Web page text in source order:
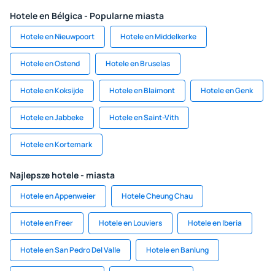
Hotele en Bélgica - Popularne miasta
Hotele en Nieuwpoort Hotele en Middelkerke
Hotele en Ostend Hotele en Bruselas
Hotele en Koksijde Hotele en Blaimont Hotele en Genk
Hotele en Jabbeke Hotele en Saint-Vith
Hotele en Kortemark
Najlepsze hotele - miasta
Hotele en Appenweier Hotele Cheung Chau
Hotele en Freer Hotele en Louviers Hotele en Iberia
Hotele en San Pedro Del Valle Hotele en Banlung